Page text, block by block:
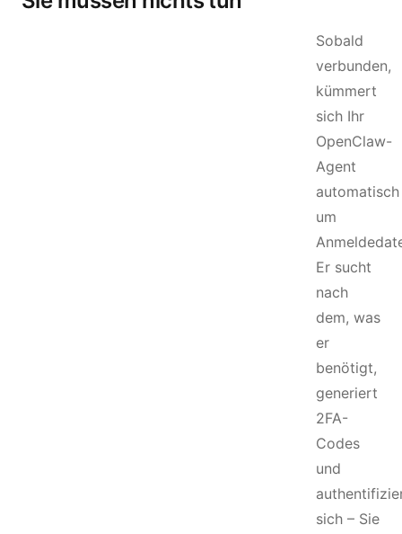
Sobald
verbunden,
kümmert
sich Ihr
OpenClaw-
Agent
automatisch
um
Er sucht
nach
dem, was
er
benötigt,
generiert
2FA-
Codes
und
sich – Sie